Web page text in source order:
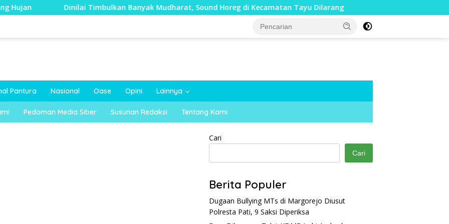
Dinilai Timbulkan Banyak Mudharat, Sound Horeg di Kecamatan Tayu Dilarang Dua Jari Putus akibat Dugaan
Pantura Nasional Oase Opini Lainnya
Pedoman Media Siber Susunan Redaksi Tentang Kami
Cari
Cari
Berita Populer
Dugaan Bullying MTs di Margorejo Diusut
Polresta Pati, 9 Saksi Diperiksa